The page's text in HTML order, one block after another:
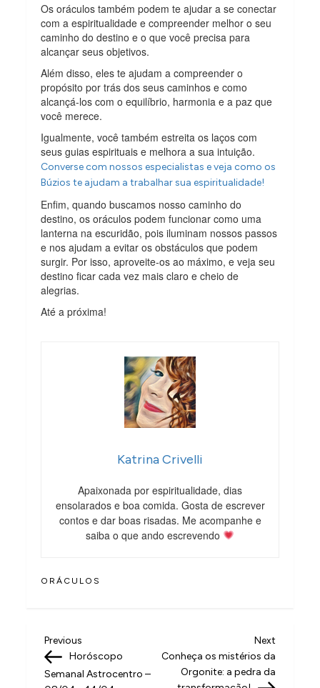
Os oráculos também podem te ajudar a se conectar
com a espiritualidade e compreender melhor o seu
caminho do destino e o que você precisa para
alcançar seus objetivos.
Além disso, eles te ajudam a compreender o
propósito por trás dos seus caminhos e como
alcançá-los com o equilíbrio, harmonia e a paz que
você merece.
Igualmente, você também estreita os laços com
seus guias espirituais e melhora a sua intuição.
Converse com nossos especialistas e veja como os
Búzios te ajudam a trabalhar sua espiritualidade!
Enfim, quando buscamos nosso caminho do
destino, os oráculos podem funcionar como uma
lanterna na escuridão, pois iluminam nossos passos
e nos ajudam a evitar os obstáculos que podem
surgir. Por isso, aproveite-os ao máximo, e veja seu
destino ficar cada vez mais claro e cheio de
alegrias.
Até a próxima!
Katrina Crivelli
Apaixonada por espiritualidade, dias
ensolarados e boa comida. Gosta de escrever
contos e dar boas risadas. Me acompanhe e
saiba o que ando escrevendo
ORÁCULOS
N
a
Previous
Post
Previous
Horóscopo
Semanal Astrocentro –
Next
Post
Next
Conheça os mistérios da
Orgonite: a pedra da